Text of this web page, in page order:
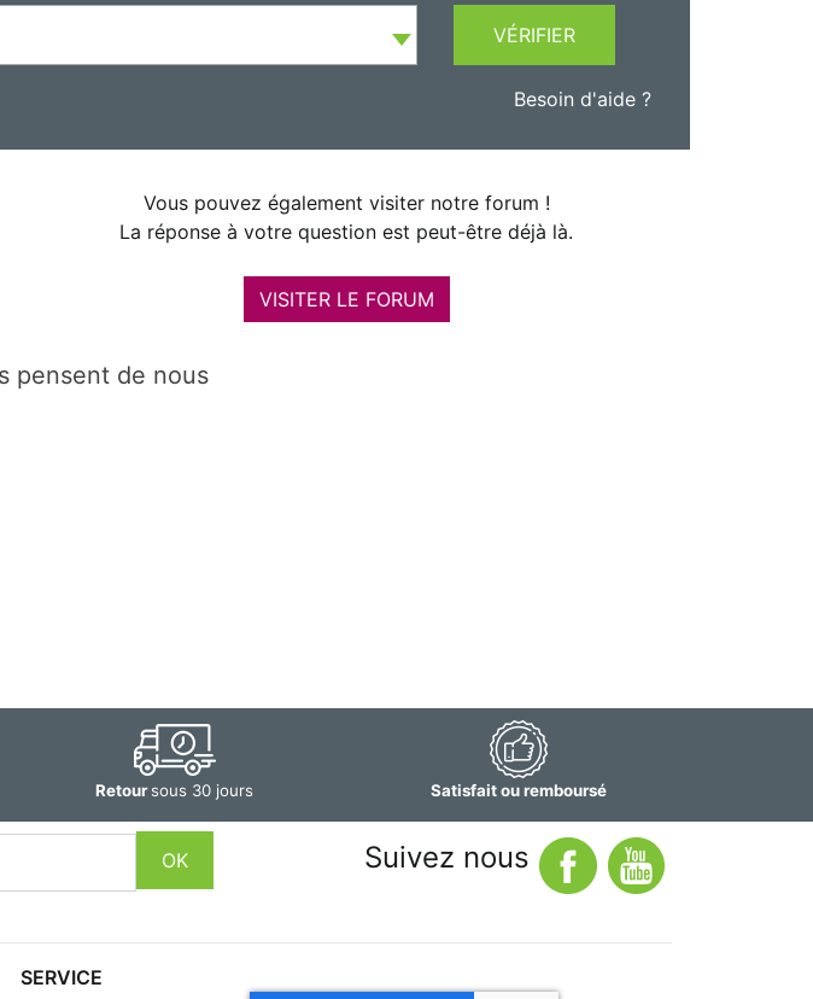
VÉRIFIER
Besoin d'aide ?
Vous pouvez également visiter notre forum !
La réponse à votre question est peut-être déjà là.
VISITER LE FORUM
pensent de nous
Retoursous 30 jours Satisfait ou remboursé
OK Suivez nous
SERVICE